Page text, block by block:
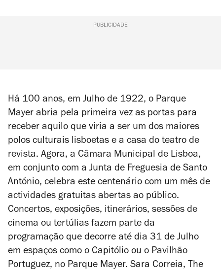
PUBLICIDADE
Há 100 anos, em Julho de 1922, o Parque
Mayer abria pela primeira vez as portas para
receber aquilo que viria a ser um dos maiores
polos culturais lisboetas e a casa do teatro de
revista. Agora, a Câmara Municipal de Lisboa,
em conjunto com a Junta de Freguesia de Santo
António, celebra este centenário com um mês de
actividades gratuitas abertas ao público.
Concertos, exposições, itinerários, sessões de
cinema ou tertúlias fazem parte da
programação que decorre até dia 31 de Julho
em espaços como o Capitólio ou o Pavilhão
Portuguez, no Parque Mayer. Sara Correia, The